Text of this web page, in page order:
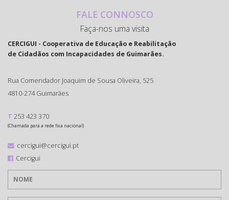
FALE CONNOSCO
Faça-nos uma visita
CERCIGUI - Cooperativa de Educação e Reabilitação
de Cidadãos com Incapacidades de Guimarães.
Rua Comendador Joaquim de Sousa Oliveira, 525
4810-274 Guimarães
T 253 423 370
(Chamada para a rede fixa nacional)
cercigui@cercigui.pt
Cercigui